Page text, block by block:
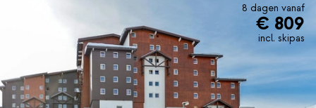
lounge en rond de open haard ben je zo weer opgewarmd. Ook
heeft het hotel een grote wijnkelder, waar Aurélie,
gepassioneerd als dat ze is, een ruime selectie aan wijnen uit
iedere belangrijke regio beschikbaar heeft. Je hoeft de deur niet
uit voor een geslaagde avond. De bar van Hotel Chamois Lodge
is de hele dag geopend. Je kunt in de ochtend of middag
genieten van een kop koffie of thee met een krant voor het
8 dagen vanaf
€ 809
incl. skipas